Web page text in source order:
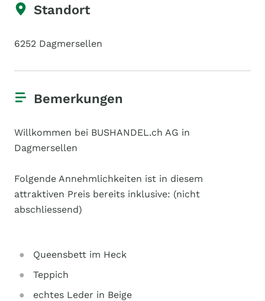
Standort
6252 Dagmersellen
Bemerkungen
Willkommen bei BUSHANDEL.ch AG in
Dagmersellen
Folgende Annehmlichkeiten ist in diesem
attraktiven Preis bereits inklusive: (nicht
abschliessend)
Queensbett im Heck
Teppich
echtes Leder in Beige